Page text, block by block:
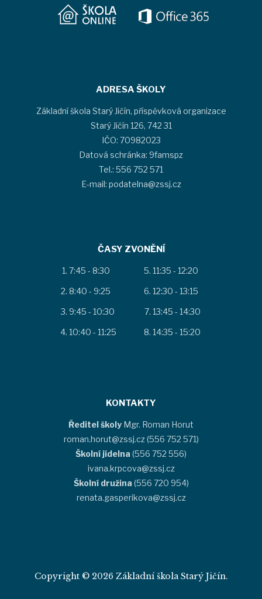
ADRESA ŠKOLY
Základní škola Starý Jičín, příspěvková organizace
Starý Jičín 126, 742 31
IČO: 70982023
Datová schránka: 9famspz
Tel.: 556 752 571
E-mail: podatelna@zssj.cz
ČASY ZVONĚNÍ
7:45 - 8:30
8:40 - 9:25
9:45 - 10:30
10:40 - 11:25
11:35 - 12:20
12:30 - 13:15
13:45 - 14:30
14:35 - 15:20
KONTAKTY
Ředitel školy Mgr. Roman Horut
roman.horut@zssj.cz (556 752 571)
Školní jídelna (556 752 556)
ivana.krpcova@zssj.cz
Školní družina (556 720 954)
renata.gasperikova@zssj.cz
Copyright © 2026 Základní škola Starý Jičín.